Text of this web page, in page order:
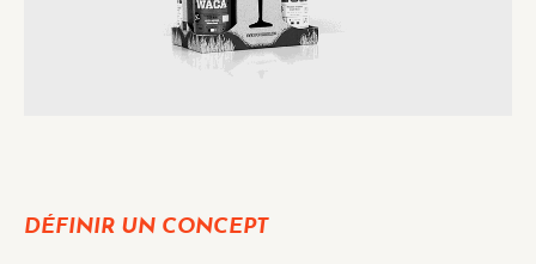
DÉFINIR UN CONCEPT